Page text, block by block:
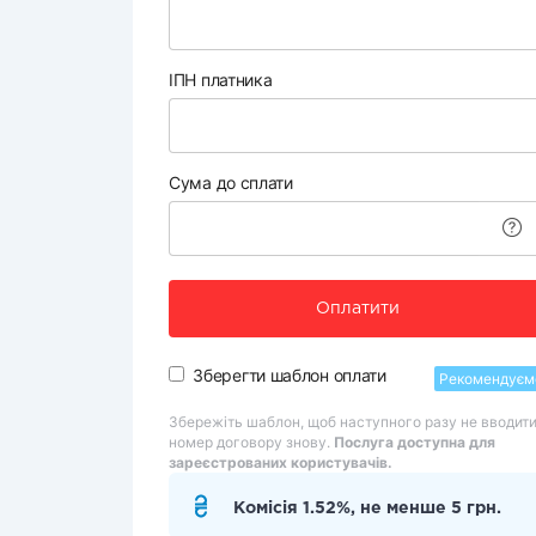
ІПН платника
Сума до сплати
Оплатити
Зберегти шаблон оплати
Збережіть шаблон, щоб наступного разу не вводити
номер договору знову. Послуга доступна для
зареєстрованих користувачів.
Комісія 1.52%, не менше 5 грн.